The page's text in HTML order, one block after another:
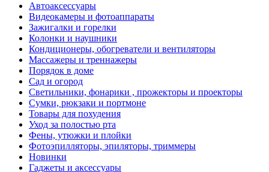
Автоаксессуары
Видеокамеры и фотоаппараты
Зажигалки и горелки
Колонки и наушники
Кондиционеры, обогреватели и вентиляторы
Массажеры и треннажеры
Порядок в доме
Сад и огород
Светильники, фонарики , прожекторы и проекторы
Сумки, рюкзаки и портмоне
Товары для похудения
Уход за полостью рта
Фены, утюжки и плойки
Фотоэпилляторы, эпиляторы, триммеры
Новинки
Гаджеты и аксессуары